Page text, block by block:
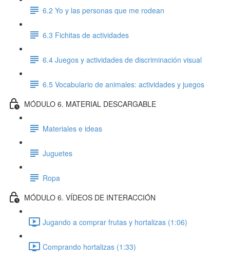
6.2 Yo y las personas que me rodean
6.3 Fichitas de actividades
6.4 Juegos y actividades de discriminación visual
6.5 Vocabulario de animales: actividades y juegos
MÓDULO 6. MATERIAL DESCARGABLE
Materiales e ideas
Juguetes
Ropa
MÓDULO 6. VÍDEOS DE INTERACCIÓN
Jugando a comprar frutas y hortalizas (1:06)
Comprando hortalizas (1:33)